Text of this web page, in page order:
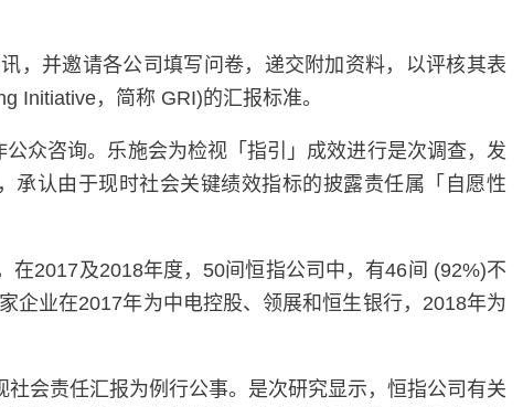
，并邀请各公司填写问卷，递交附加资料，以评核其表
Initiative，简称 GRI)的汇报标准。
众咨询。乐施会为检视「指引」成效进行是次调查，发
承认由于现时社会关键绩效指标的披露责任属「自愿性
2017及2018年度，50间恒指公司中，有46间 (92%)不
企业在2017年为中电控股、领展和恒生银行，2018年为
会责任汇报为例行公事。是次研究显示，恒指公司有关